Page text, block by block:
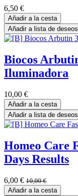
6,50 €
Añadir a la cesta
Añadir a lista de deseos
Biocos
Iluminadora
10,00 €
Añadir a la cesta
Añadir a lista de deseos
Homeo Care
Days Results
6,00 € 10,00€
Añadir a la cesta